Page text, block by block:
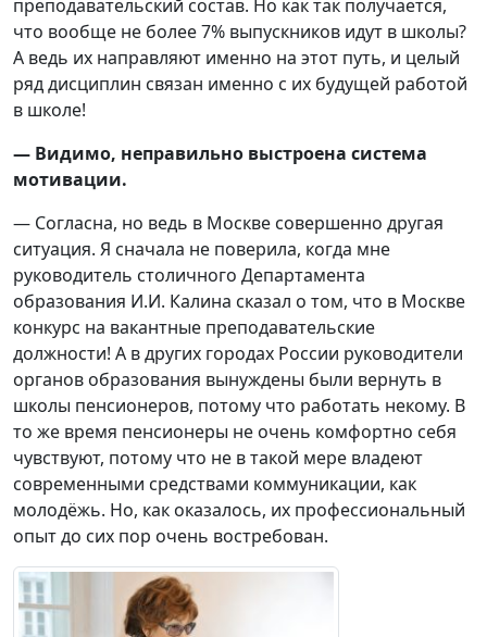
преподавательский состав. Но как так получается,
что вообще не более 7% выпускников идут в школы?
А ведь их направляют именно на этот путь, и целый
ряд дисциплин связан именно с их будущей работой
в школе!
— Видимо, неправильно выстроена система
мотивации.
— Согласна, но ведь в Москве совершенно другая
ситуация. Я сначала не поверила, когда мне
руководитель столичного Департамента
образования И.И. Калина сказал о том, что в Москве
конкурс на вакантные преподавательские
должности! А в других городах России руководители
органов образования вынуждены были вернуть в
школы пенсионеров, потому что работать некому. В
то же время пенсионеры не очень комфортно себя
чувствуют, потому что не в такой мере владеют
современными средствами коммуникации, как
молодёжь. Но, как оказалось, их профессиональный
опыт до сих пор очень востребован.